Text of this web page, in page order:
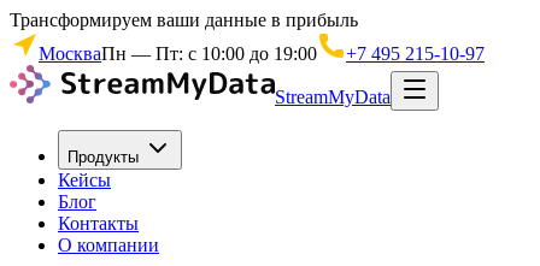
Трансформируем ваши данные в прибыль
МоскваПн — Пт: с 10:00 до 19:00 +7 495 215-10-97
StreamMyData
Продукты
Кейсы
Блог
Контакты
О компании